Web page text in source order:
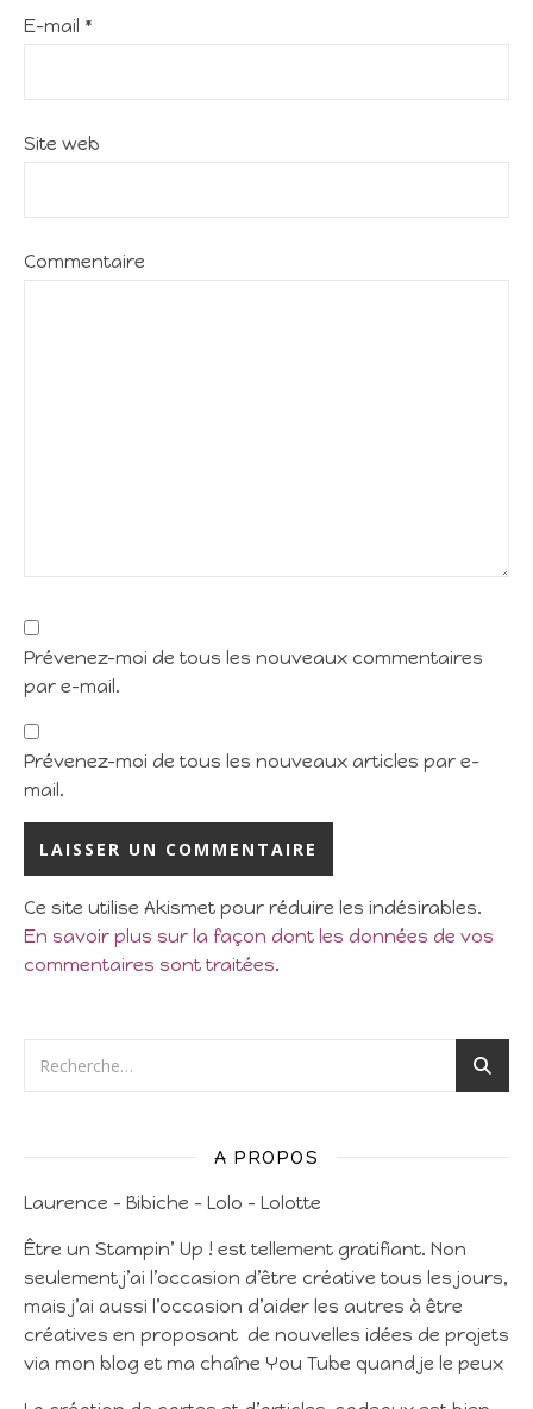
E-mail *
Site web
Commentaire
Prévenez-moi de tous les nouveaux commentaires
par e-mail.
Prévenez-moi de tous les nouveaux articles par e-
mail.
Ce site utilise Akismet pour réduire les indésirables.
En savoir plus sur la façon dont les données de vos
commentaires sont traitées.
A PROPOS
Laurence – Bibiche – Lolo – Lolotte
Être un Stampin’ Up ! est tellement gratifiant. Non
seulement j’ai l’occasion d’être créative tous les jours,
mais j’ai aussi l’occasion d’aider les autres à être
créatives en proposant de nouvelles idées de projets
via mon blog et ma chaîne You Tube quand je le peux